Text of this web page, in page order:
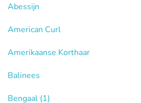
Abessijn
American Curl
Amerikaanse Korthaar
Balinees
Bengaal (1)